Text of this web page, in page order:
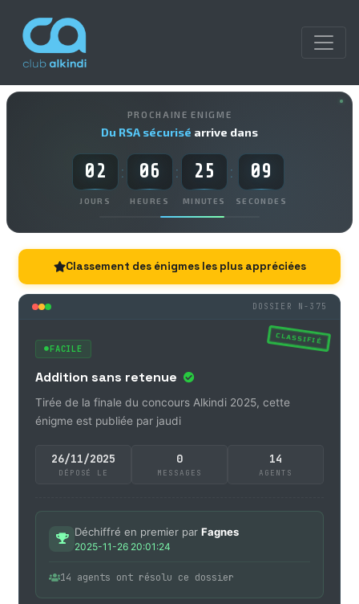
PROCHAINE ENIGME
Du RSA sécurisé arrive dans
02
JOURS
: 06
HEURES
: 25
MINUTES
: 08
SECONDES
Classement des énigmes les plus appréciées
DOSSIER N-375
CLASSIFIÉ
FACILE
Addition sans retenue
Tirée de la finale du concours Alkindi 2025, cette
énigme est publiée par jaudi
26/11/2025
DÉPOSÉ LE
0
MESSAGES
14
AGENTS
Déchiffré en premier par Fagnes
2025-11-26 20:01:24
14 agents ont résolu ce dossier